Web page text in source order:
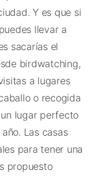
Y es que si
llevar a
sacarías el
birdwatching,
a lugares
o recogida
lugar perfecto
Las casas
para tener una
propuesto